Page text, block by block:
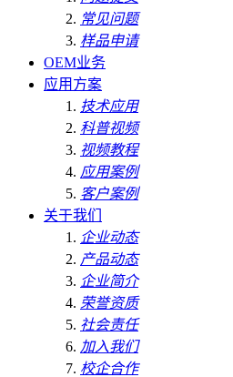
常见问题
样品申请
OEM业务
应用方案
技术应用
科普视频
视频教程
应用案例
客户案例
关于我们
企业动态
产品动态
企业简介
荣誉资质
社会责任
加入我们
校企合作